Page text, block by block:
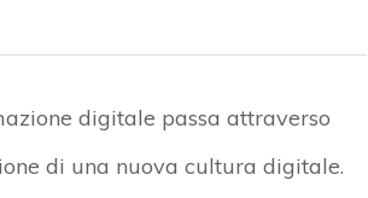
digitale passa attraverso
di una nuova cultura digitale.